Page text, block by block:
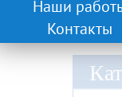
Наши
Контакты